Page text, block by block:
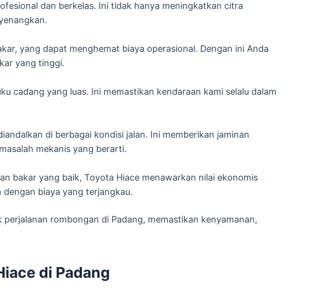
dan berkelas. Ini tidak hanya meningkatkan citra
yang dapat menghemat biaya operasional. Dengan ini Anda
yang tinggi.
cadang yang luas. Ini memastikan kendaraan kami selalu dalam
di berbagai kondisi jalan. Ini memberikan jaminan
mekanis yang berarti.
bakar yang baik, Toyota Hiace menawarkan nilai ekonomis
biaya yang terjangkau.
rombongan di Padang, memastikan kenyamanan,
di Padang